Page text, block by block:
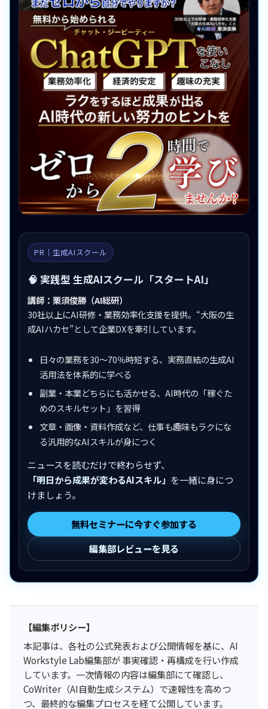
PR｜生成AIスクール
🧠 実践型 生成AIスクール「スタートAI」
講師：栗須俊勝（AI総研）
30社以上にAI研修・業務効率化支援を提供。“大阪の生
成AIハカセ”として企業DXを牽引しています。
日々の業務を30〜70％時短する、実務直結の生成AI
活用法を体系的に学べる
副業・本業どちらにも活かせる、AI時代の「稼ぐた
めのスキルセット」を習得
文章・画像・資料作成など、仕事も趣味もラクにな
る汎用的なAIスキルが身につく
ニュースを読むだけで終わらせず、
「明日から成果が変わるAIスキル」 を一緒に身につ
けましょう。
無料セミナーに今すぐ参加する
編集部レビューを見る
【編集ポリシー】
本記事は、各社の公式発表および公開情報を基に、AI
Workstyle Lab編集部が 事実確認・再構成を行い作成
しています。一次情報の内容は編集部にて確認し、
CoWriter（AI自動生成システム）で速報性を高めつ
つ、最終的な編集プロセスを経て公開しています。